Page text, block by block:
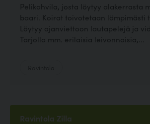
Pelikahvila, josta löytyy alakerrasta
baari. Koirat toivotetaan lämpimästi
Löytyy ajanviettoon lautapelejä ja
Tarjolla mm. erilaisia leivonnaisia,...
Ravintola Zilla